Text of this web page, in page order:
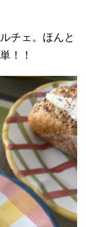
チェ。ほんと
！！